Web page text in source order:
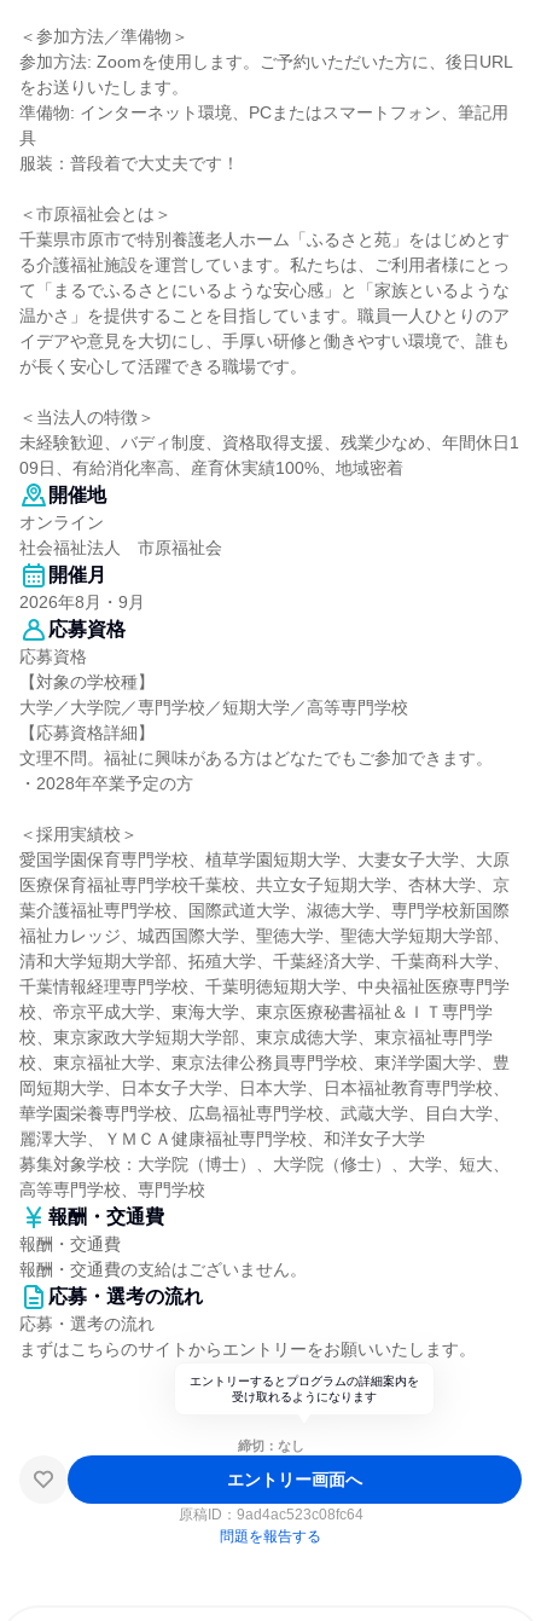
＜参加方法／準備物＞
参加方法: Zoomを使用します。ご予約いただいた方に、後日URL
をお送りいたします。
準備物: インターネット環境、PCまたはスマートフォン、筆記用
具
服装：普段着で大丈夫です！
＜市原福祉会とは＞
千葉県市原市で特別養護老人ホーム「ふるさと苑」をはじめとす
る介護福祉施設を運営しています。私たちは、ご利用者様にとっ
て「まるでふるさとにいるような安心感」と「家族といるような
温かさ」を提供することを目指しています。職員一人ひとりのア
イデアや意見を大切にし、手厚い研修と働きやすい環境で、誰も
が長く安心して活躍できる職場です。
＜当法人の特徴＞
未経験歓迎、バディ制度、資格取得支援、残業少なめ、年間休日1
09日、有給消化率高、産育休実績100%、地域密着
開催地
オンライン
社会福祉法人 市原福祉会
開催月
2026年8月・9月
応募資格
応募資格
【対象の学校種】
大学／大学院／専門学校／短期大学／高等専門学校
【応募資格詳細】
文理不問。福祉に興味がある方はどなたでもご参加できます。
・2028年卒業予定の方
＜採用実績校＞
愛国学園保育専門学校、植草学園短期大学、大妻女子大学、大原
医療保育福祉専門学校千葉校、共立女子短期大学、杏林大学、京
葉介護福祉専門学校、国際武道大学、淑徳大学、専門学校新国際
福祉カレッジ、城西国際大学、聖徳大学、聖徳大学短期大学部、
清和大学短期大学部、拓殖大学、千葉経済大学、千葉商科大学、
千葉情報経理専門学校、千葉明徳短期大学、中央福祉医療専門学
校、帝京平成大学、東海大学、東京医療秘書福祉＆ＩＴ専門学
校、東京家政大学短期大学部、東京成徳大学、東京福祉専門学
校、東京福祉大学、東京法律公務員専門学校、東洋学園大学、豊
岡短期大学、日本女子大学、日本大学、日本福祉教育専門学校、
華学園栄養専門学校、広島福祉専門学校、武蔵大学、目白大学、
麗澤大学、ＹＭＣＡ健康福祉専門学校、和洋女子大学
募集対象学校：大学院（博士）、大学院（修士）、大学、短大、
高等専門学校、専門学校
報酬・交通費
報酬・交通費
報酬・交通費の支給はございません。
応募・選考の流れ
応募・選考の流れ
まずはこちらのサイトからエントリーをお願いいたします。
エントリーするとプログラムの詳細案内を
受け取れるようになります
締切：なし
エントリー画面へ
原稿ID： 9ad4ac523c08fc64
問題を報告する